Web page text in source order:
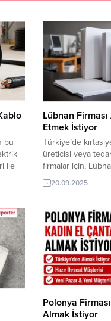
bu
ile
Bu...
Lübnan
Etmek İstiyor
Türkiye’de
üreticisi veya
firmalar için,
ithalat talebi yeni
sunuyor. Bu alım
üyeleri ile TE
erişebilmektedir.
buradan
Ürünleri İthalat
Gelen İthalat...
20.09.2025
Polonya
Almak İstiyor